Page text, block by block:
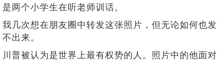
是两个小学生在听老师训话。
我几次想在朋友圈中转发这张照片，但无论如何也发
不出来。
川普被认为是世界上最有权势的人。照片中的他面对